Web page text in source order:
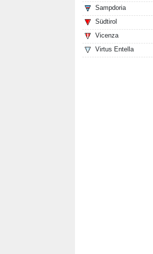
Sampdoria
Südtirol
Vicenza
Virtus Entella